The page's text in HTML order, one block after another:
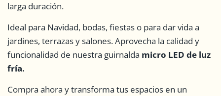
larga duración.
Ideal para Navidad, bodas, fiestas o para dar vida a
jardines, terrazas y salones. Aprovecha la calidad y
funcionalidad de nuestra guirnalda micro LED de luz
fría.
Compra ahora y transforma tus espacios en un